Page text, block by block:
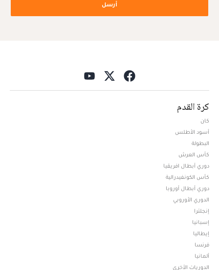
أرسل
كرة القدم
كان
أسود الأطلس
البطولة
كأس العرش
دوري أبطال افريقيا
كأس الكونفيدرالية
دوري أبطال أوروبا
الدوري الأوروبي
إنجلترا
إسبانيا
إيطاليا
فرنسا
ألمانيا
الدوريات الأخرى